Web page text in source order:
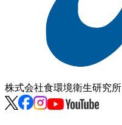
株式会社食環境衛生研究所